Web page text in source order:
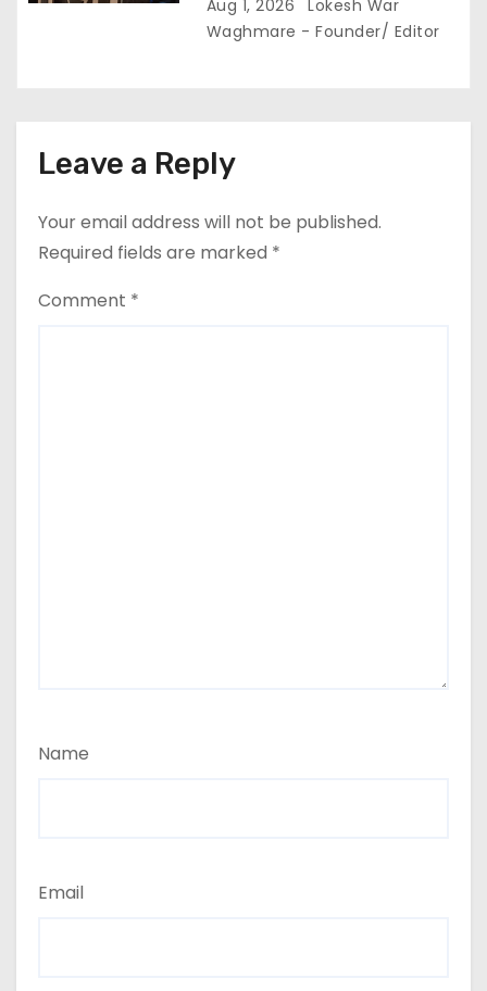
और 400 यूनिट हाफ योजना बहाल करने
Aug 1, 2026
Lokesh War
Waghmare - Founder/ Editor
Leave a Reply
Your email address will not be published.
Required fields are marked *
Comment *
Name
Email